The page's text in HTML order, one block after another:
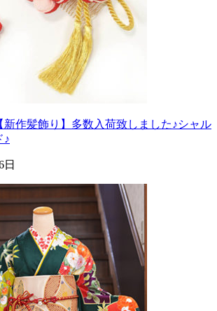
新作髪飾り】多数入荷致しました♪シャル
♪
日